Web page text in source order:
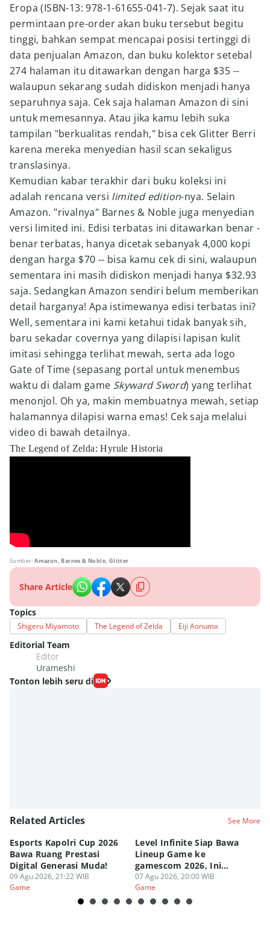
Eropa (ISBN-13: 978-1-61655-041-7). Sejak saat itu
permintaan pre-order akan buku tersebut begitu
tinggi, bahkan sempat mencapai posisi tertinggi di
data penjualan Amazon, dan buku kolektor setebal
274 halaman itu ditawarkan dengan harga $35 --
walaupun sekarang sudah didiskon menjadi hanya
separuhnya saja. Cek saja halaman Amazon di sini
untuk memesannya. Atau jika kamu lebih suka
tampilan "berkualitas rendah," bisa cek Glitter Berri
karena mereka menyedian hasil scan sekaligus
translasinya.
Kemudian kabar terakhir dari buku koleksi ini
adalah rencana versi limited edition-nya. Selain
Amazon. "rivalnya" Barnes & Noble juga menyedian
versi limited ini. Edisi terbatas ini ditawarkan benar -
benar terbatas, hanya dicetak sebanyak 4,000 kopi
dengan harga $70 -- bisa kamu cek di sini, walaupun
sementara ini masih didiskon menjadi hanya $32.93
saja. Sedangkan Amazon sendiri belum memberikan
detail harganya! Apa istimewanya edisi terbatas ini?
Well, sementara ini kami ketahui tidak banyak sih,
baru sekadar covernya yang dilapisi lapisan kulit
imitasi sehingga terlihat mewah, serta ada logo
Gate of Time (sepasang portal untuk menembus
waktu di dalam game Skyward Sword) yang terlihat
menonjol. Oh ya, makin membuatnya mewah, setiap
halamannya dilapisi warna emas! Cek saja melalui
video di bawah detailnya.
The Legend of Zelda: Hyrule Historia
Sumber:Amazon, Barnes & Noble, Glitter
Share Article
Topics
Shigeru Miyamoto The Legend of Zelda Eiji Aonuma
Editorial Team
Editor
Urameshi
Tonton lebih seru di
Related Articles See More
Esports Kapolri Cup 2026
Bawa Ruang Prestasi
Digital Generasi Muda!
09 Agu 2026, 21:22 WIB
Game
Level Infinite Siap Bawa
Lineup Game ke
gamescom 2026, Ini
Judulnya!
07 Agu 2026, 20:00 WIB
Game